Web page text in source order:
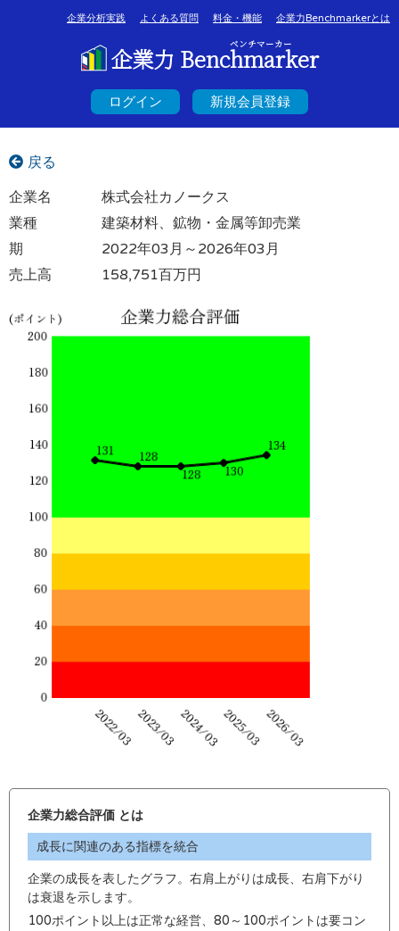
企業分析実践 よくある質問 料金・機能 企業力Benchmarkerとは
ベンチマーカー
企業力 Benchmarker
ログイン 新規会員登録
戻る
企業名
株式会社カノークス
業種
建築材料、鉱物・金属等卸売業
期
2022年03月～2026年03月
売上高
158,751百万円
企業力総合評価 とは
成長に関連のある指標を統合
企業の成長を表したグラフ。右肩上がりは成長、右肩下がり
は衰退を示します。
100ポイント以上は正常な経営、80～100ポイントは要コン